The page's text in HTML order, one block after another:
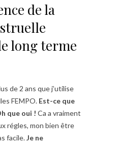
de la
long terme
de 2 ans que j’utilise
FEMPO. Est-ce que
que oui ! Ca a vraiment
régles, mon bien être
facile.Je ne